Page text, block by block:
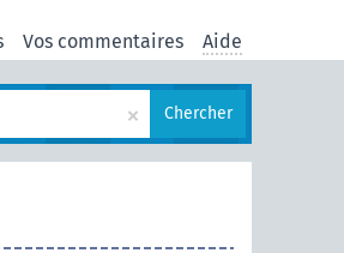
Vos commentaires Aide
× Chercher